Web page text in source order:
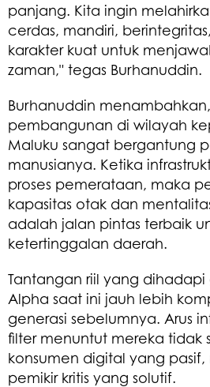
panjang. Kita ingin
cerdas, mandiri,
karakter kuat untuk
zaman," tegas Burhanuddin.
​Burhanuddin
pembangunan di wilayah
Maluku sangat bergantung
manusianya. Ketika
proses pemerataan, maka
kapasitas otak dan
adalah jalan pintas terbaik
ketertinggalan daerah.
​Tantangan riil yang dihadapi
Alpha saat ini jauh lebih
generasi sebelumnya. Arus
filter menuntut mereka tidak
konsumen digital yang
pemikir kritis yang solutif.